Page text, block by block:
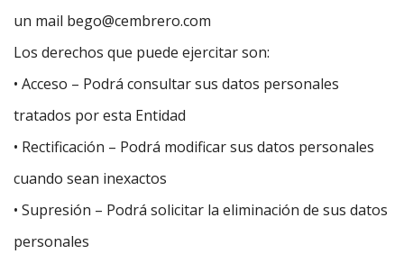
un mail bego@cembrero.com
Los derechos que puede ejercitar son:
• Acceso – Podrá consultar sus datos personales
tratados por esta Entidad
• Rectificación – Podrá modificar sus datos personales
cuando sean inexactos
• Supresión – Podrá solicitar la eliminación de sus datos
personales